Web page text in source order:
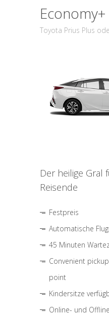
Economy+
Toyota Prius Plus
Der heilige Gral
Reisende
Festpreis
Automatische
45 Minuten
Convenient
point
Kindersitze
Online- und